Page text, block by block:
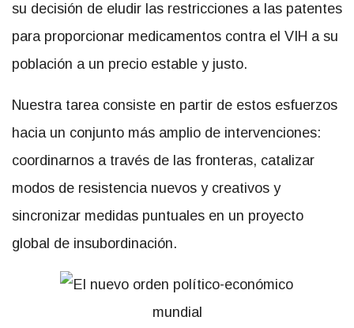
su decisión de eludir las restricciones a las patentes
para proporcionar medicamentos contra el VIH a su
población a un precio estable y justo.
Nuestra tarea consiste en partir de estos esfuerzos
hacia un conjunto más amplio de intervenciones:
coordinarnos a través de las fronteras, catalizar
modos de resistencia nuevos y creativos y
sincronizar medidas puntuales en un proyecto
global de insubordinación.